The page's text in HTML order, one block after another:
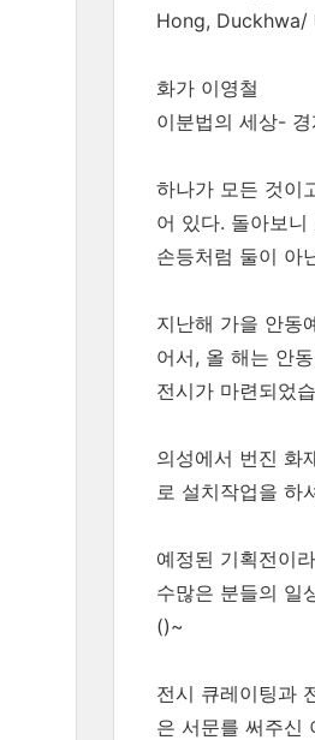
Hong, Duckhwa/
화가 이영철
이분법의 세상-
하나가 모든 것이
어 있다. 돌아보
손등처럼 둘이 아
지난해 가을 안동
어서, 올 해는 안
전시가 마련되었
의성에서 번진 화
로 설치작업을 하
예정된 기획전이
수많은 분들의 일
()~
전시 큐레이팅과
은 서문를 써주신